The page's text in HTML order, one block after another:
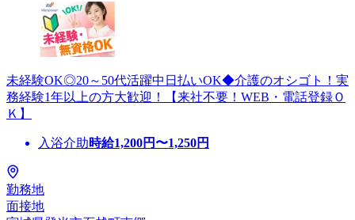
未経験OK◎20～50代活躍中日払いOK◆介護のオシゴト！実
務経験1年以上の方大歓迎！【来社不要！WEB・電話登録Ｏ
Ｋ】
入浴介助時給1,200円〜1,250円
勤務地
面接地